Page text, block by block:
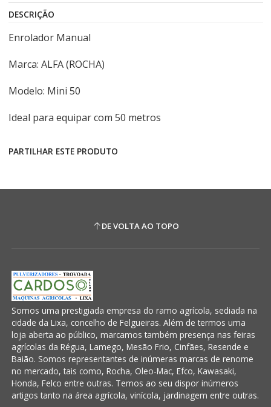
DESCRIÇÃO
Enrolador Manual
Marca: ALFA (ROCHA)
Modelo: Mini 50
Ideal para equipar com 50 metros
PARTILHAR ESTE PRODUTO
DE VOLTA AO TOPO
Somos uma prestigiada empresa do ramo agrícola, sediada na
cidade da Lixa, concelho de Felgueiras. Além de termos uma
loja aberta ao público, marcamos também presença nas feiras
agrícolas da Régua, Lamego, Mesão Frio, Cinfães, Resende e
Baião. Somos representantes de inúmeras marcas de renome
no mercado, tais como, Rocha, Oleo-Mac, Efco, Kawasaki,
Honda, Felco entre outras. Temos ao seu dispor inúmeros
artigos tanto na área agrícola, vinícola, jardinagem entre outras.